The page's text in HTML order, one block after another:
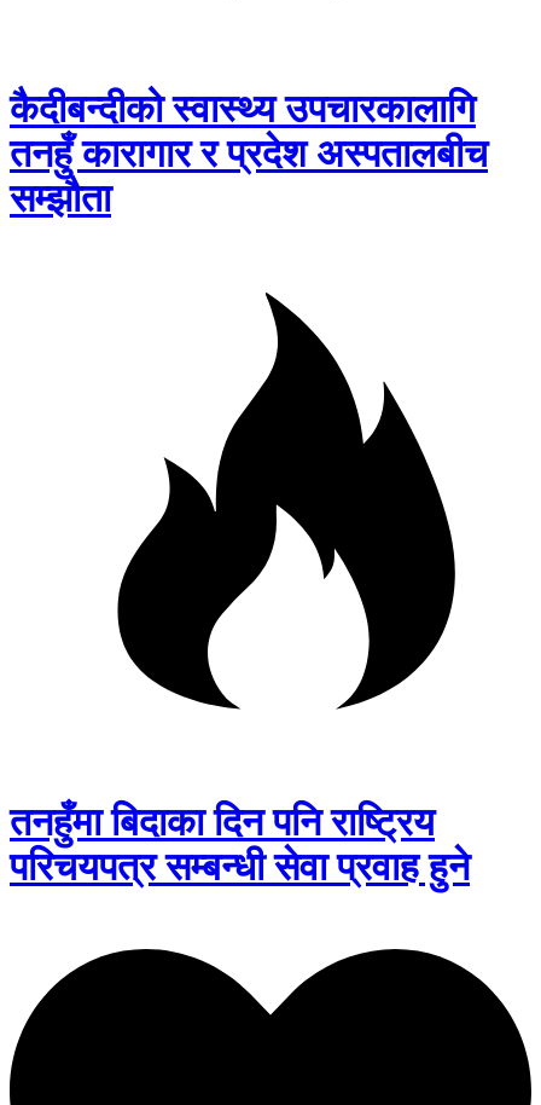
कैदीबन्दीको स्वास्थ्य उपचारकालागि
तनहुँ कारागार र प्रदेश अस्पतालबीच
सम्झौता
तनहुँमा बिदाका दिन पनि राष्ट्रिय
परिचयपत्र सम्बन्धी सेवा प्रवाह हुने